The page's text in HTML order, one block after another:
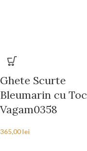
Ghete Scurte
Bleumarin cu Toc
Vagam0358
365,00lei